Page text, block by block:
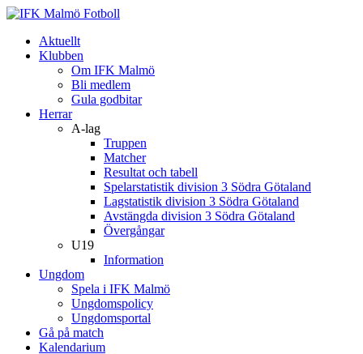
Aktuellt
Klubben
Om IFK Malmö
Bli medlem
Gula godbitar
Herrar
A-lag
Truppen
Matcher
Resultat och tabell
Spelarstatistik division 3 Södra Götaland
Lagstatistik division 3 Södra Götaland
Avstängda division 3 Södra Götaland
Övergångar
U19
Information
Ungdom
Spela i IFK Malmö
Ungdomspolicy
Ungdomsportal
Gå på match
Kalendarium